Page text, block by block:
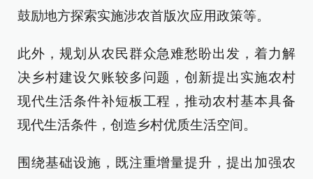
鼓励地方探索实施涉农首版次应用政策等。
此外，规划从农民群众急难愁盼出发，着力解
决乡村建设欠账较多问题，创新提出实施农村
现代生活条件补短板工程，推动农村基本具备
现代生活条件，创造乡村优质生活空间。
围绕基础设施，既注重增量提升，提出加强农